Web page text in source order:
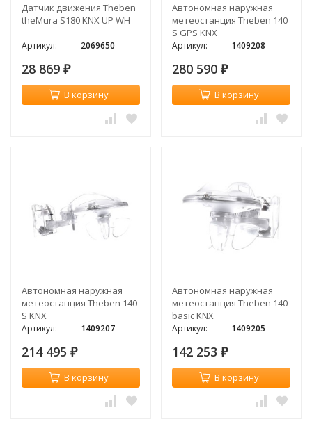
Датчик движения Theben
theMura S180 KNX UP WH
Артикул: 2069650
28 869 ₽
В корзину
Автономная наружная
метеостанция Theben 140
S GPS KNX
Артикул: 1409208
280 590 ₽
В корзину
Автономная наружная
метеостанция Theben 140
S KNX
Артикул: 1409207
214 495 ₽
В корзину
Автономная наружная
метеостанция Theben 140
basic KNX
Артикул: 1409205
142 253 ₽
В корзину